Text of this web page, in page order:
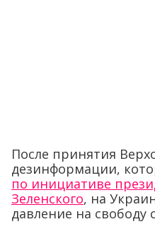
После принятия
дезинформации,
по инициативе
Зеленского, на
давление на свободу